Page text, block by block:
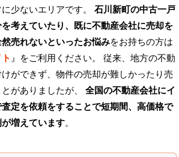
少ないエリアです。 石川新町の中古一戸
考えていたり、既に不動産会社に売却を
売れないといったお悩みをお持ちの方は
』をご利用ください。 従来、地方の不動
ができず、物件の売却が難しかったり売
がありましたが、 全国の不動産会社にイ
定を依頼をすることで短期間、高価格で
増えています。